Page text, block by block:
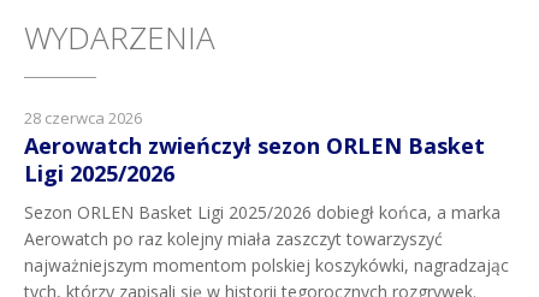
WYDARZENIA
28 czerwca 2026
Aerowatch zwieńczył sezon ORLEN Basket
Ligi 2025/2026
Sezon ORLEN Basket Ligi 2025/2026 dobiegł końca, a marka
Aerowatch po raz kolejny miała zaszczyt towarzyszyć
najważniejszym momentom polskiej koszykówki, nagradzając
tych, którzy zapisali się w historii tegorocznych rozgrywek.